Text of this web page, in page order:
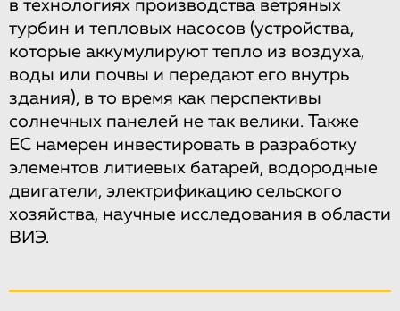
в технологиях производства ветряных
турбин и тепловых насосов (устройства,
которые аккумулируют тепло из воздуха,
воды или почвы и передают его внутрь
здания), в то время как перспективы
солнечных панелей не так велики. Также
ЕС намерен инвестировать в разработку
элементов литиевых батарей, водородные
двигатели, электрификацию сельского
хозяйства, научные исследования в области
ВИЭ.